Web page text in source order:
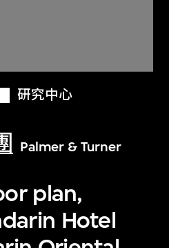
研究中心
Palmer & Turner
plan,
Hotel
及二十一世纪视觉